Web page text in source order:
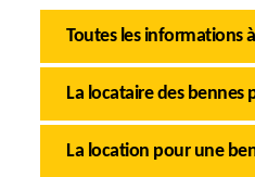
Toutes les informations
La locataire des bennes
La location pour une